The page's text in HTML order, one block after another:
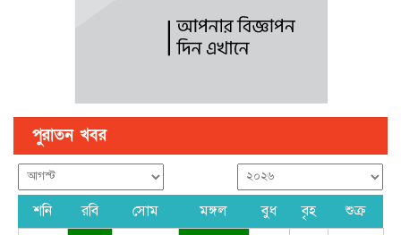
পুরাতন খবর
শনি রবি সোম মঙ্গল বুধ বৃহ শুক্র